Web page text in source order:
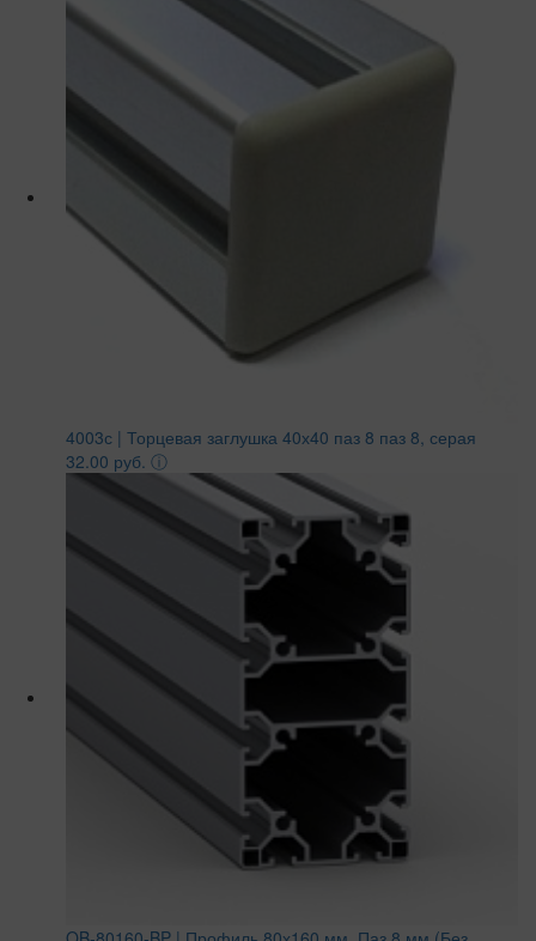
4003с | Торцевая заглушка 40х40 паз 8 паз 8, серая
32.00 руб. ⓘ